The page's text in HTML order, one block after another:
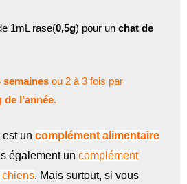
1mL rase(0,5g) pour un chat de
semaines ou 2 à 3 fois par
l’année.
est un complément alimentaire
également un complément
chiens. Mais surtout, si vous